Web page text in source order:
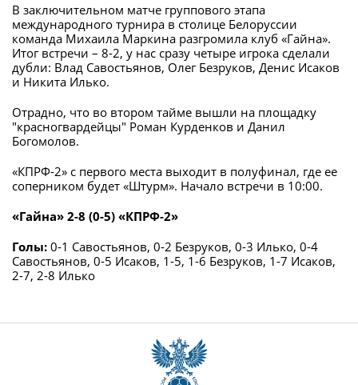
В заключительном матче группового этапа
международного турнира в столице Белоруссии
команда Михаила Маркина разгромила клуб «Гайна».
Итог встречи – 8-2, у нас сразу четыре игрока сделали
дубли: Влад Савостьянов, Олег Безруков, Денис Исаков
и Никита Илько.
Отрадно, что во втором тайме вышли на площадку
"красногвардейцы" Роман Курденков и Данил
Богомолов.
«КПРФ-2» с первого места выходит в полуфинал, где ее
соперником будет «Штурм». Начало встречи в 10:00.
«Гайна» 2-8 (0-5) «КПРФ-2»
Голы: 0-1 Савостьянов, 0-2 Безруков, 0-3 Илько, 0-4
Савостьянов, 0-5 Исаков, 1-5, 1-6 Безруков, 1-7 Исаков,
2-7, 2-8 Илько